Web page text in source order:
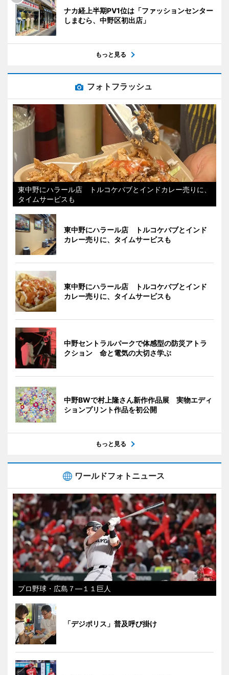
ナカ経上半期PV1位は「ファッションセンター
しまむら、中野区初出店」
もっと見る
フォトフラッシュ
東中野にハラール店 トルコケバブとインドカレー売りに、
タイムサービスも
東中野にハラール店 トルコケバブとインド
カレー売りに、タイムサービスも
東中野にハラール店 トルコケバブとインド
カレー売りに、タイムサービスも
中野セントラルパークで体感型の防災アトラ
クション 命と電気の大切さ学ぶ
中野BWで村上隆さん新作作品展 実物エディ
ションプリント作品を初公開
もっと見る
ワールドフォトニュース
プロ野球・広島７―１１巨人
「デジポリス」普及呼び掛け